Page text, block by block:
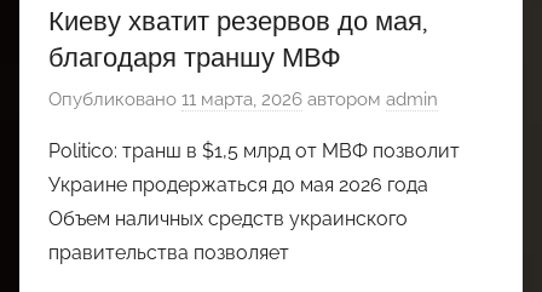
Киеву хватит резервов до мая,
благодаря траншу МВФ
Опубликовано 11 марта, 2026 автором admin
Politico: транш в $1,5 млрд от МВФ позволит
Украине продержаться до мая 2026 года
Объем наличных средств украинского
правительства позволяет